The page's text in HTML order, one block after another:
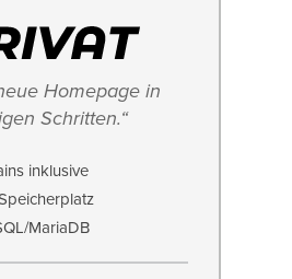
Homepage in
Schritten.“
inklusive
MariaDB